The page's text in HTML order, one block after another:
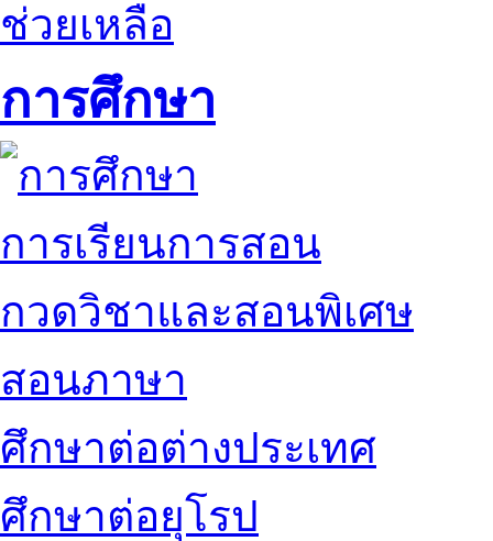
ช่วยเหลือ
การศึกษา
การเรียนการสอน
กวดวิชาและสอนพิเศษ
สอนภาษา
ศึกษาต่อต่างประเทศ
ศึกษาต่อยุโรป